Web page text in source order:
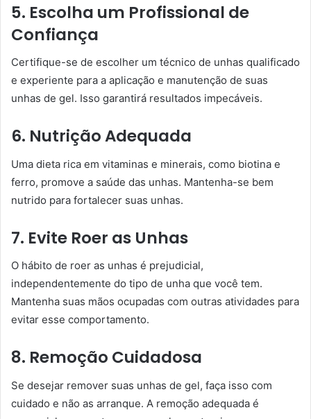
5. Escolha um Profissional de
Confiança
Certifique-se de escolher um técnico de unhas qualificado
e experiente para a aplicação e manutenção de suas
unhas de gel. Isso garantirá resultados impecáveis.
6. Nutrição Adequada
Uma dieta rica em vitaminas e minerais, como biotina e
ferro, promove a saúde das unhas. Mantenha-se bem
nutrido para fortalecer suas unhas.
7. Evite Roer as Unhas
O hábito de roer as unhas é prejudicial,
independentemente do tipo de unha que você tem.
Mantenha suas mãos ocupadas com outras atividades para
evitar esse comportamento.
8. Remoção Cuidadosa
Se desejar remover suas unhas de gel, faça isso com
cuidado e não as arranque. A remoção adequada é